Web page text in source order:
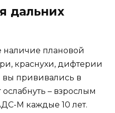
дальних
наличие плановой
краснухи, дифтерии
вы прививались в
– взрослым
М каждые 10 лет.